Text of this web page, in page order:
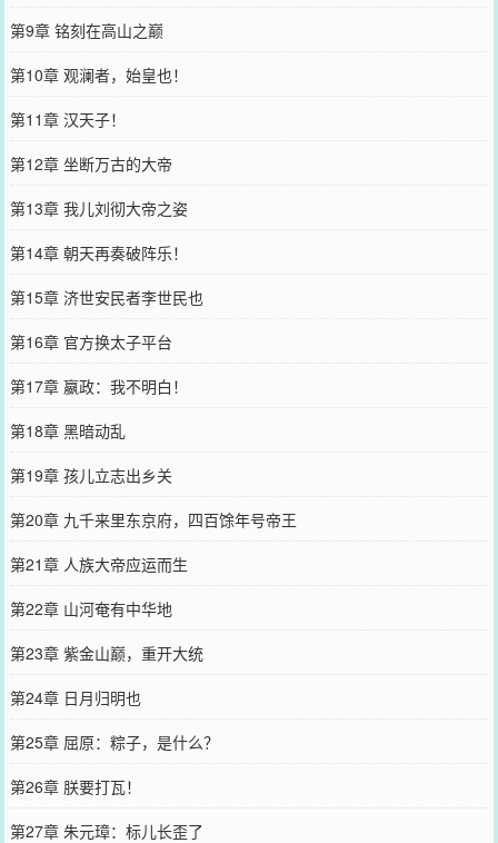
第9章 铭刻在高山之巅
第10章 观澜者，始皇也！
第11章 汉天子！
第12章 坐断万古的大帝
第13章 我儿刘彻大帝之姿
第14章 朝天再奏破阵乐！
第15章 济世安民者李世民也
第16章 官方换太子平台
第17章 嬴政：我不明白！
第18章 黑暗动乱
第19章 孩儿立志出乡关
第20章 九千来里东京府，四百馀年号帝王
第21章 人族大帝应运而生
第22章 山河奄有中华地
第23章 紫金山巅，重开大统
第24章 日月归明也
第25章 屈原：粽子，是什么？
第26章 朕要打瓦！
第27章 朱元璋：标儿长歪了